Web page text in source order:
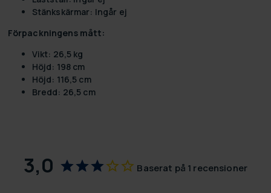
Stänkskärmar: Ingår ej
Förpackningens mått:
Vikt: 26,5 kg
Höjd: 198 cm
Höjd: 116,5 cm
Bredd: 26,5 cm
3,0 Baserat på 1 recensioner